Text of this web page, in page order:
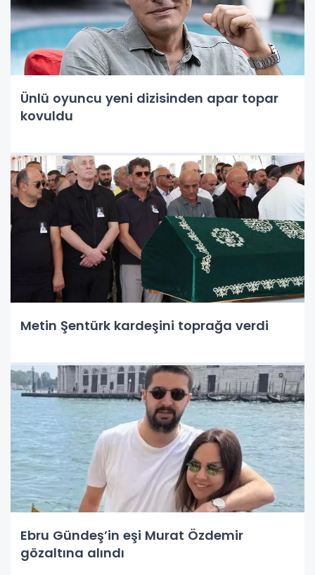
Ünlü oyuncu yeni dizisinden apar topar
kovuldu
Metin Şentürk kardeşini toprağa verdi
Ebru Gündeş’in eşi Murat Özdemir
gözaltına alındı